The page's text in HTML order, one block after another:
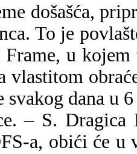
došašća,
To je
Frame, u
vlastitom
svakog dana u
– S. Dragica
a, obići će u